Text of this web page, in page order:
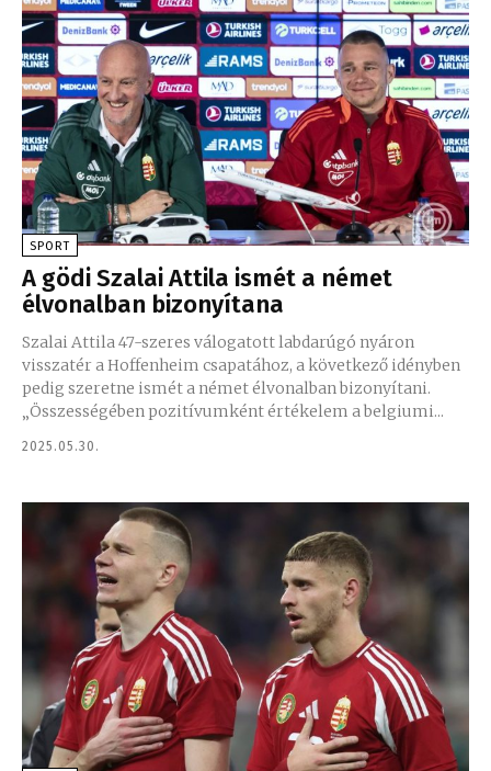
SPORT
A gödi Szalai Attila ismét a német
élvonalban bizonyítana
Szalai Attila 47-szeres válogatott labdarúgó nyáron
visszatér a Hoffenheim csapatához, a következő idényben
pedig szeretne ismét a német élvonalban bizonyítani.
„Összességében pozitívumként értékelem a belgiumi...
2025.05.30.